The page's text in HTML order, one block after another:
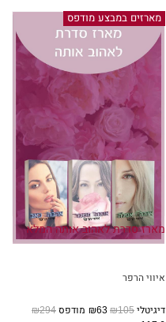
מארזים במבצע מודפס
מארז סדרת לאהוב אותה המלא
איווי הרפר
דיגיטלי₪105 מודפס₪294